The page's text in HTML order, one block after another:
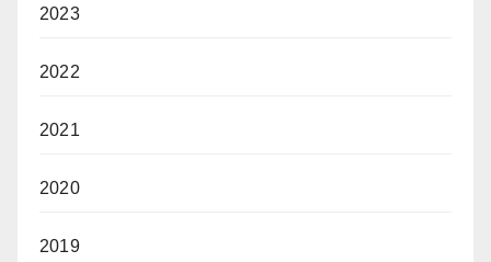
2023
2022
2021
2020
2019